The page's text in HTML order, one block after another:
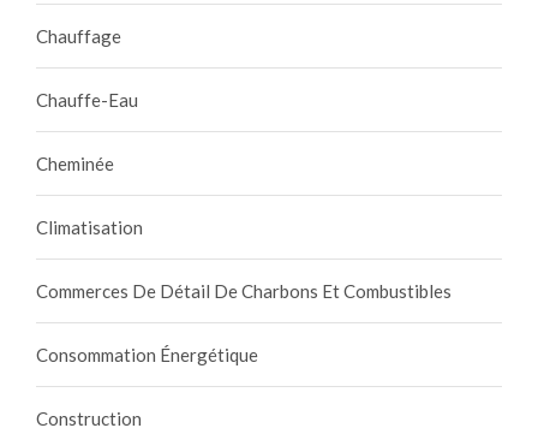
Chauffage
Chauffe-Eau
Cheminée
Climatisation
Commerces De Détail De Charbons Et Combustibles
Consommation Énergétique
Construction